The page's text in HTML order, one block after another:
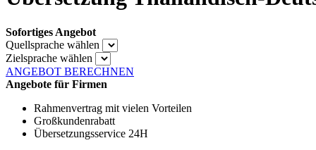
Sofortiges Angebot
Quellsprache wählen
Zielsprache wählen
ANGEBOT BERECHNEN
Angebote für Firmen
Rahmenvertrag mit vielen Vorteilen
Großkundenrabatt
Übersetzungsservice 24H